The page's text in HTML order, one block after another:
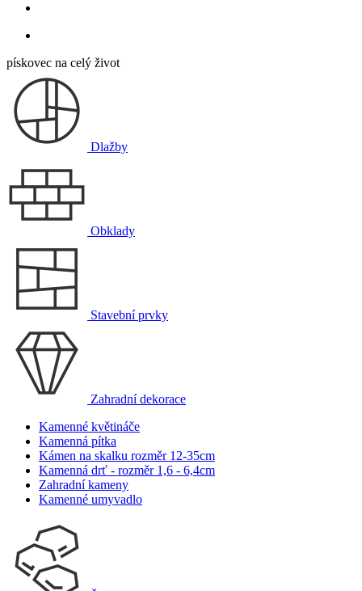
pískovec na celý život
Dlažby
Obklady
Stavební prvky
Zahradní dekorace
Kamenné květináče
Kamenná pítka
Kámen na skalku rozměr 12-35cm
Kamenná drť - rozměr 1,6 - 6,4cm
Zahradní kameny
Kamenné umyvadlo